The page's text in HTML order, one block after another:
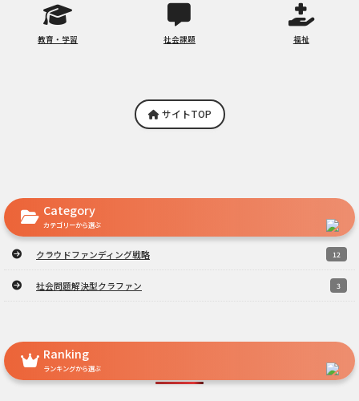
教育・学習 社会課題 福祉
サイトTOP
Category
カテゴリーから選ぶ
クラウドファンディング戦略 12
社会問題解決型クラファン 3
Ranking
ランキングから選ぶ